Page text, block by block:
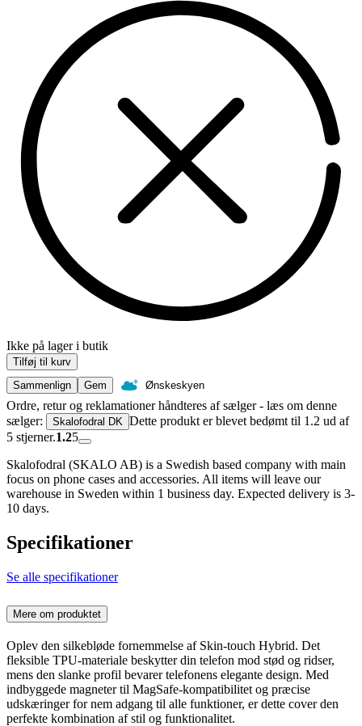
Ikke på lager i butik
Tilføj til kurv
Sammenlign
Gem Ønskeskyen
Ordre, retur og reklamationer håndteres af sælger - læs om denne
sælger:
Skalofodral DK Dette produkt er blevet bedømt til 1.2 ud af
5 stjerner.1.25
Skalofodral (SKALO AB) is a Swedish based company with main
focus on phone cases and accessories. All items will leave our
warehouse in Sweden within 1 business day. Expected delivery is 3-
10 days.
Specifikationer
Se alle specifikationer
Mere om produktet
Oplev den silkebløde fornemmelse af Skin-touch Hybrid. Det
fleksible TPU-materiale beskytter din telefon mod stød og ridser,
mens den slanke profil bevarer telefonens elegante design. Med
indbyggede magneter til MagSafe-kompatibilitet og præcise
udskæringer for nem adgang til alle funktioner, er dette cover den
perfekte kombination af stil og funktionalitet.